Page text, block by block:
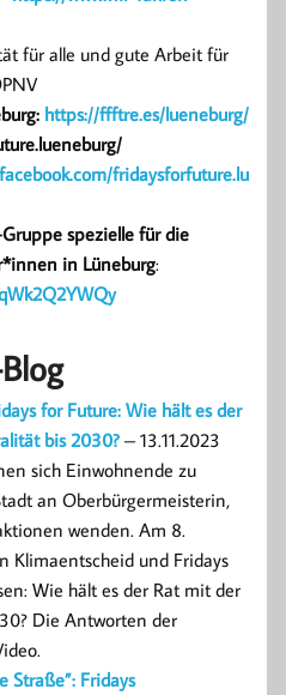
für alle und gute Arbeit für
https://ffftre.es/lueneburg/
fridaysforfuture.lu
spezielle für die
in Lüneburg:
for Future: Wie hält es der
bis 2030? – 13.11.2023
sich Einwohnende zu
an Oberbürgermeisterin,
wenden. Am 8.
Klimaentscheid und Fridays
Wie hält es der Rat mit der
Die Antworten der
Straße”: Fridays